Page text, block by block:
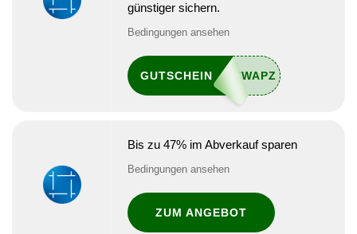
günstiger sichern.
Bedingungen ansehen
GUTSCHEIN
Bis zu 47% im Abverkauf sparen
Bedingungen ansehen
ZUM ANGEBOT